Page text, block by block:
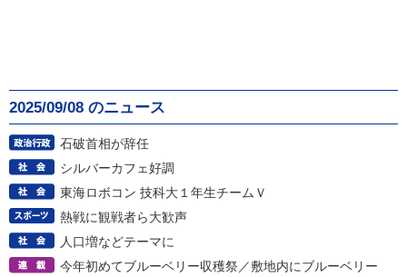
2025/09/08 のニュース
石破首相が辞任
シルバーカフェ好調
東海ロボコン 技科大１年生チームＶ
熱戦に観戦者ら大歓声
人口増などテーマに
今年初めてブルーベリー収穫祭／敷地内にブルーベリー